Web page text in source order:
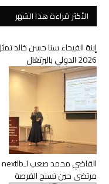
الأكثر قراءة هذا الشهر
2026 الدولي بالبرتغال
مرتضى حين تسنح الفرصة